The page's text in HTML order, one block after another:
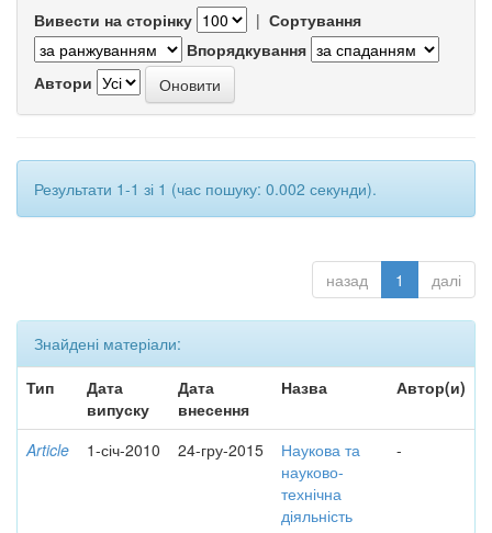
Вивести на сторінку | Сортування
Впорядкування
Автори
Результати 1-1 зі 1 (час пошуку: 0.002 секунди).
назад 1 далі
Знайдені матеріали:
Тип
Дата
випуску
Дата
внесення
Назва Автор(и)
Article 1-січ-2010 24-гру-2015
Наукова та
науково-
технічна
діяльність
-